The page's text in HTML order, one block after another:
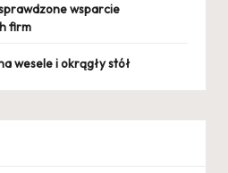
wsparcie
firm
wesele i okrągły stół